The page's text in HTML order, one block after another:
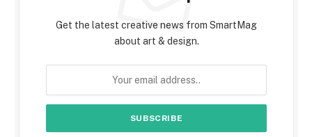
Get the latest creative news from SmartMag
about art & design.